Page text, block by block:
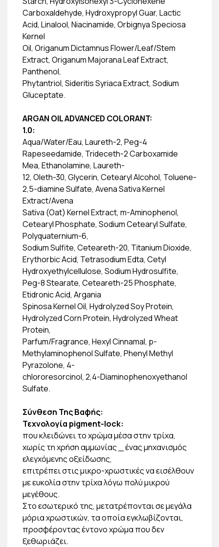
Carboxaldehyde, Hydroxypropyl Guar, Lactic
Acid, Linalool, Niacinamide, Orbignya Speciosa
Kernel
Oil, Origanum Dictamnus Flower/Leaf/Stem
Extract, Origanum Majorana Leaf Extract,
Panthenol,
Phytantriol, Sideritis Syriaca Extract, Sodium
Gluceptate.
ARGAN OIL ADVANCED COLORANT:
1.0:
Aqua/Water/Eau, Laureth-2, Peg-4
Rapeseedamide, Trideceth-2 Carboxamide
Mea, Ethanolamine, Laureth-
12, Oleth-30, Glycerin, Cetearyl Alcohol, Toluene-
2,5-diamine Sulfate, Avena Sativa Kernel
Extract/Avena
Sativa (Oat) Kernel Extract, m-Aminophenol,
Cetearyl Phosphate, Sodium Cetearyl Sulfate,
Polyquaternium-6,
Sodium Sulfite, Ceteareth-20, Titanium Dioxide,
Erythorbic Acid, Tetrasodium Edta, Cetyl
Hydroxyethylcellulose, Sodium Hydrosulfite,
Peg-8 Stearate, Ceteareth-25 Phosphate,
Etidronic Acid, Argania
Spinosa Kernel Oil, Hydrolyzed Soy Protein,
Hydrolyzed Corn Protein, Hydrolyzed Wheat
Protein,
Parfum/Fragrance, Hexyl Cinnamal, p-
Methylaminophenol Sulfate, Phenyl Methyl
Pyrazolone, 4-
chlororesorcinol, 2,4-Diaminophenoxyethanol
Sulfate.
Σύνθεση Της Βαφής:
Τεχνολογία pigment-lock:
που κλειδώνει το χρώμα μέσα στην τρίχα,
χωρίς τη χρήση αμμωνίας _ ένας μηχανισμός
ελεγχόμενης οξείδωσης,
επιτρέπει στις μικρο-χρωστικές να εισέλθουν
με ευκολία στην τρίχα λόγω πολύ μικρού
μεγέθους.
Στο εσωτερικό της, μετατρέπονται σε μεγάλα
μόρια χρωστικών, τα οποία εγκλωβίζονται,
προσφέροντας έντονο χρώμα που δεν
ξεθωριάζει.